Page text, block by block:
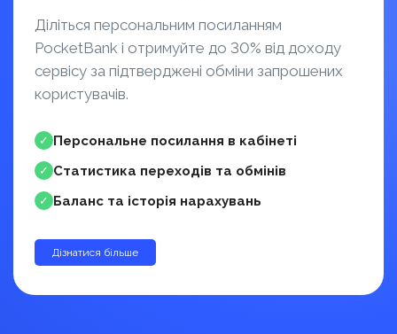
Діліться персональним посиланням
PocketBank і отримуйте до 30% від доходу
сервісу за підтверджені обміни запрошених
користувачів.
✓ Персональне посилання в кабінеті
✓ Статистика переходів та обмінів
✓ Баланс та історія нарахувань
Дізнатися більше